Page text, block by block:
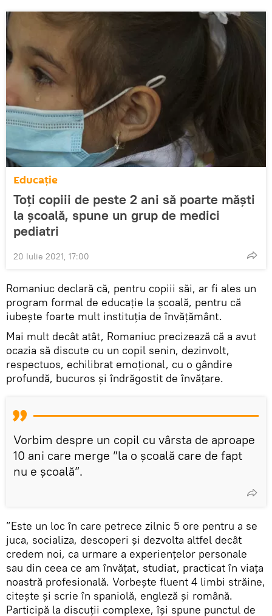
Educație
Toți copiii de peste 2 ani să poarte măști
la școală, spune un grup de medici
pediatri
20 Iulie 2021, 17:00
Romaniuc declară că, pentru copiii săi, ar fi ales un
program formal de educație la școală, pentru că
iubește foarte mult instituția de învățământ.
Mai mult decât atât, Romaniuc precizează că a avut
ocazia să discute cu un copil senin, dezinvolt,
respectuos, echilibrat emoțional, cu o gândire
profundă, bucuros și îndrăgostit de învățare.
Vorbim despre un copil cu vârsta de aproape
10 ani care merge ”la o școală care de fapt
nu e școală”.
”Este un loc în care petrece zilnic 5 ore pentru a se
juca, socializa, descoperi și dezvolta altfel decât
credem noi, ca urmare a experiențelor personale
sau din ceea ce am învățat, studiat, practicat în viața
noastră profesională. Vorbește fluent 4 limbi străine,
citește și scrie în spaniolă, engleză și română.
Participă la discuții complexe, își spune punctul de